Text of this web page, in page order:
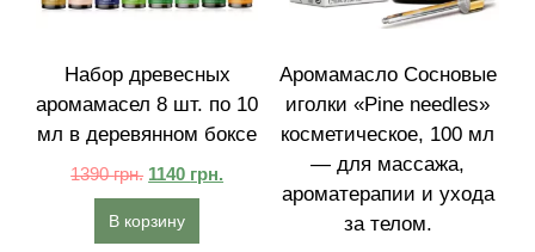
Набор древесных
аромамасел 8 шт. по 10
мл в деревянном боксе
1390грн. 1140 грн.
В корзину
Аромамасло Сосновые
иголки «Pine needles»
косметическое, 100 мл
— для массажа,
ароматерапии и ухода
за телом.